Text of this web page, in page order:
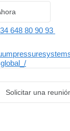
648 80 90 93
Solicitar una